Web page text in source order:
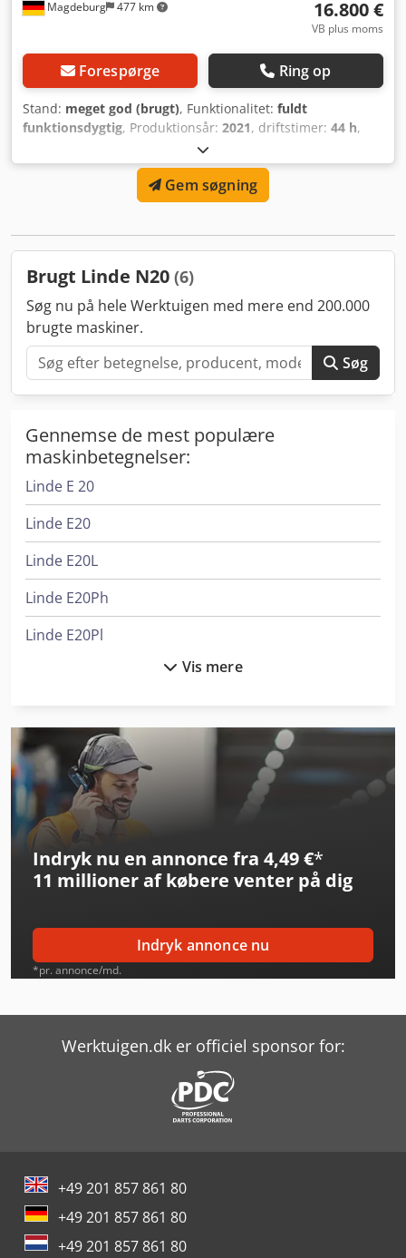
Magdeburg 477 km 16.800 €
VB plus moms
Forespørge Ring op
Stand: meget god (brugt), Funktionalitet: fuldt
funktionsdygtig, Produktionsår: 2021, driftstimer: 44 h,
, løftehøjde:
løftehøjde:1.540 mm, brændstoftype:elektrisk,
, bygningshøjde:2.130 mm
Skydemasttruck Linde R20 N, årgang 2021, 44 driftstimer,
byggehøjde 2130 mm, fuld friløft 1001 mm, chassis bredde
komfortsæde med luftaffjedring, lader med aquamatik,
serienr. P21120Y00551 Cedpfx Asytpddjg Ejrf
Gem søgning
Brugt Linde N20 (6)
Søg nu på hele Werktuigen med mere end 200.000
brugte maskiner.
Søg
Gennemse de mest populære
maskinbetegnelser:
Linde E 20
Linde E20
Linde E20L
Linde E20Ph
Linde E20Pl
Linde H14T
Linde H18D
Linde H18T
Linde H30D
Linde H40T
Linde L10B
Linde L20
Linde R20G
Linde T20
Vis mere
Indryk nu en annonce fra 4,49 €*
11 millioner af købere venter på dig
Indryk annonce nu
*pr. annonce/md.
Werktuigen.dk er officiel sponsor for:
+49 201 857 861 80
+49 201 857 861 80
+49 201 857 861 80